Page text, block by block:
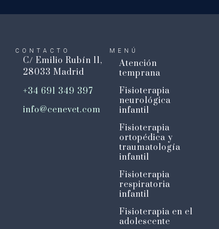
MENÚ
Atención
temprana
Fisioterapia
neurológica
infantil
Fisioterapia
ortopédica y
traumatología
infantil
Fisioterapia
respiratoria
infantil
Fisioterapia en el
adolescente
CONTACTO
C/ Emilio Rubín 11,
28033 Madrid
+34 691 349 397
info@cenevet.com